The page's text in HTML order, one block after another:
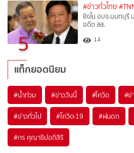
5
#ข่าวทั่วไทย
ยิงใน อบจ.นนทบุรี
อดีต สส.
14
แท็กยอดนิยม
#น้ำท่วม #ข่าววันนี้ #โควิด #ข่
#ข่าวทั่วไป #โควิด-19 #ฝนตก
#กร คุณาธิปอภิสิริ